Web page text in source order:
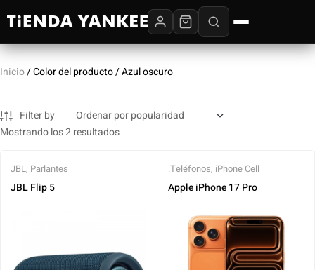
Inicio/ Color del producto / Azul oscuro
Filter by
Mostrando los 2 resultados
JBL, Parlantes
JBL Flip 5
.Teléfonos, iPhone Cell
Apple iPhone 17 Pro